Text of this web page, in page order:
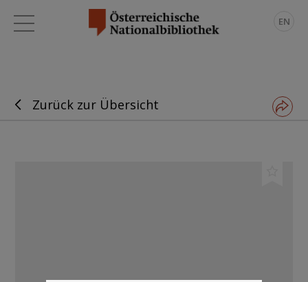
EN
Zurück zur Übersicht